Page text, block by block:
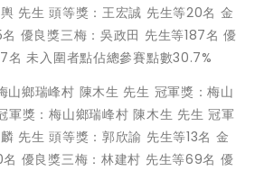
先生 頭等獎：王宏誠 先生等20名 金
優良獎三梅：吳政田 先生等187名 優
名 未入圍者點佔總參賽點數30.7%
山鄉瑞峰村 陳木生 先生 冠軍獎：梅山
軍獎：梅山鄉瑞峰村 陳木生 先生 冠軍
先生 頭等獎：郭欣諭 先生等13名 金
優良獎三梅：林建村 先生等69名 優